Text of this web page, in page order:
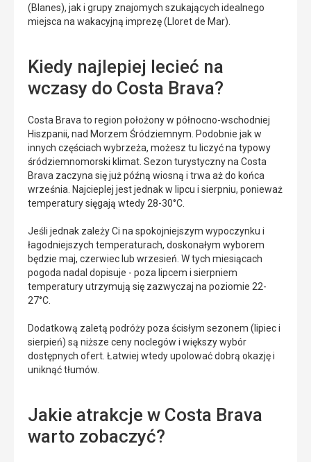
(Blanes), jak i grupy znajomych szukających idealnego
miejsca na wakacyjną imprezę (Lloret de Mar).
Kiedy najlepiej lecieć na
wczasy do Costa Brava?
Costa Brava to region położony w północno-wschodniej
Hiszpanii, nad Morzem Śródziemnym. Podobnie jak w
innych częściach wybrzeża, możesz tu liczyć na typowy
śródziemnomorski klimat. Sezon turystyczny na Costa
Brava zaczyna się już późną wiosną i trwa aż do końca
września. Najcieplej jest jednak w lipcu i sierpniu, ponieważ
temperatury sięgają wtedy 28-30°C.
Jeśli jednak zależy Ci na spokojniejszym wypoczynku i
łagodniejszych temperaturach, doskonałym wyborem
będzie maj, czerwiec lub wrzesień. W tych miesiącach
pogoda nadal dopisuje - poza lipcem i sierpniem
temperatury utrzymują się zazwyczaj na poziomie 22-
27°C.
Dodatkową zaletą podróży poza ścisłym sezonem (lipiec i
sierpień) są niższe ceny noclegów i większy wybór
dostępnych ofert. Łatwiej wtedy upolować dobrą okazję i
uniknąć tłumów.
Jakie atrakcje w Costa Brava
warto zobaczyć?